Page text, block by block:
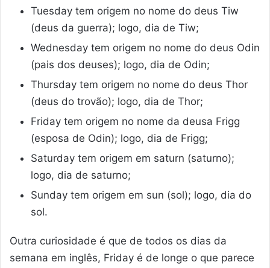
Tuesday tem origem no nome do deus Tiw
(deus da guerra); logo, dia de Tiw;
Wednesday tem origem no nome do deus Odin
(pais dos deuses); logo, dia de Odin;
Thursday tem origem no nome do deus Thor
(deus do trovão); logo, dia de Thor;
Friday tem origem no nome da deusa Frigg
(esposa de Odin); logo, dia de Frigg;
Saturday tem origem em saturn (saturno);
logo, dia de saturno;
Sunday tem origem em sun (sol); logo, dia do
sol.
Outra curiosidade é que de todos os dias da
semana em inglês, Friday é de longe o que parece